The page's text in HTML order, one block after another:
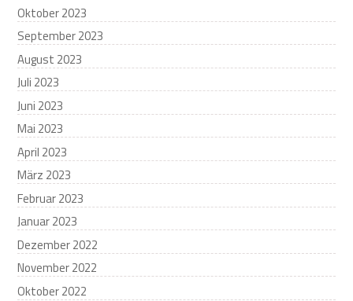
Oktober 2023
September 2023
August 2023
Juli 2023
Juni 2023
Mai 2023
April 2023
März 2023
Februar 2023
Januar 2023
Dezember 2022
November 2022
Oktober 2022